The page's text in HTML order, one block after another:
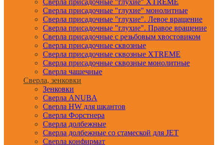
Сверла присадочные "глухие" XTREME
Сверла присадочные "глухие" монолитные
Сверла присадочные "глухие". Левое вращение
Сверла присадочные "глухие". Правое вращение
Сверла присадочные с резьбовым хвостовиком
Сверла присадочные сквозные
Сверла присадочные сквозные XTREME
Сверла присадочные сквозные монолитные
Сверла чашечные
Сверла, зенковки
Зенковки
Сверла ANUBA
Сверла HW для шкантов
Сверла Форстнера
Сверла долбежные
Сверла долбежные со стамеской для JET
Сверла конфирмат